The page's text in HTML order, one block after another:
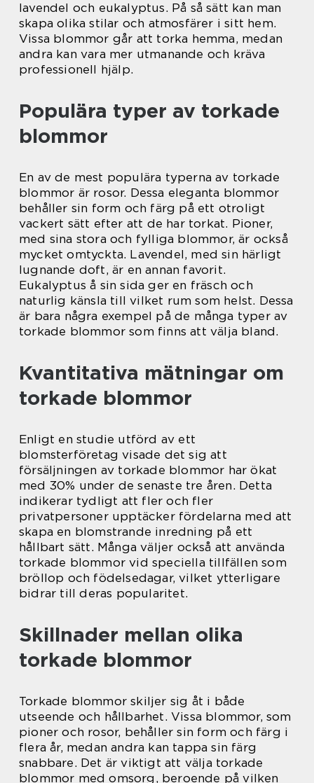
lavendel och eukalyptus. På så sätt kan man
skapa olika stilar och atmosfärer i sitt hem.
Vissa blommor går att torka hemma, medan
andra kan vara mer utmanande och kräva
professionell hjälp.
Populära typer av torkade
blommor
En av de mest populära typerna av torkade
blommor är rosor. Dessa eleganta blommor
behåller sin form och färg på ett otroligt
vackert sätt efter att de har torkat. Pioner,
med sina stora och fylliga blommor, är också
mycket omtyckta. Lavendel, med sin härligt
lugnande doft, är en annan favorit.
Eukalyptus å sin sida ger en fräsch och
naturlig känsla till vilket rum som helst. Dessa
är bara några exempel på de många typer av
torkade blommor som finns att välja bland.
Kvantitativa mätningar om
torkade blommor
Enligt en studie utförd av ett
blomsterföretag visade det sig att
försäljningen av torkade blommor har ökat
med 30% under de senaste tre åren. Detta
indikerar tydligt att fler och fler
privatpersoner upptäcker fördelarna med att
skapa en blomstrande inredning på ett
hållbart sätt. Många väljer också att använda
torkade blommor vid speciella tillfällen som
bröllop och födelsedagar, vilket ytterligare
bidrar till deras popularitet.
Skillnader mellan olika
torkade blommor
Torkade blommor skiljer sig åt i både
utseende och hållbarhet. Vissa blommor, som
pioner och rosor, behåller sin form och färg i
flera år, medan andra kan tappa sin färg
snabbare. Det är viktigt att välja torkade
blommor med omsorg, beroende på vilken